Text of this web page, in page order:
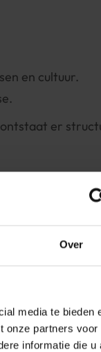
Over
media te bieden
onze partners voor
informatie die u
en cultuur.
ontstaat er
als basis om